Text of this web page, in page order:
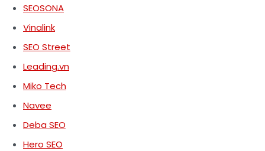
SEOSONA
Vinalink
SEO Street
Leading.vn
Miko Tech
Navee
Deba SEO
Hero SEO